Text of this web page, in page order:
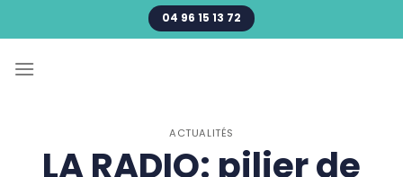
au
04 96 15 13 72
ACTUALITÉS
LA RADIO: pilier de